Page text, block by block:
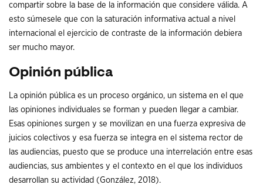
compartir sobre la base de la información que considere válida. A
esto súmesele que con la saturación informativa actual a nivel
internacional el ejercicio de contraste de la información debiera
ser mucho mayor.
Opinión pública
La opinión pública es un proceso orgánico, un sistema en el que
las opiniones individuales se forman y pueden llegar a cambiar.
Esas opiniones surgen y se movilizan en una fuerza expresiva de
juicios colectivos y esa fuerza se integra en el sistema rector de
las audiencias, puesto que se produce una interrelación entre esas
audiencias, sus ambientes y el contexto en el que los individuos
desarrollan su actividad (González, 2018).